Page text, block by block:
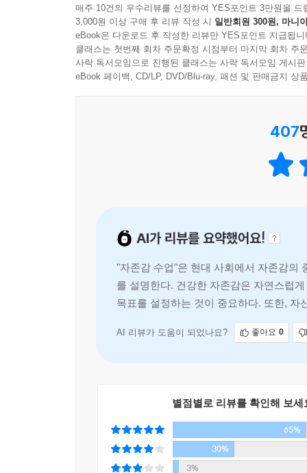
이 책은 ‘자존감을 실제로 높여주는 실천법과
자존감은 변하지 않는다고 고민하는 사람들에
사랑하라’ ‘자신감을 가져라’ ‘자신을 믿어라’
솟아나진 않는다. 자신을 향한 시선, 마음, 감정,
행동에 영향을 미쳐 자신감, 자기애, 삶의 만족도
이 책은 자존감 낮은 사람들이 수시로 경험하는
저자는 먼저 자존감 영향을 직접적으로 받는 일(
사람’ ‘끊임없이 묻고 확인하는 사랑’ ‘이별이 무
연관성을 분석하며, 자존감이 인간관계에 미치
페이지마다 쏟아져나오는 밑줄 긋고 싶은 말들,
특히 저자는 취약한 환경에서 자존감에 상처를
일으켜세우도록 독려한다.
전문가가 작심하고 만든 독창적 훈련법
따라하다보면 저절로 자존감 높아지는 ‘자존감 사
매주 10건의 우수리뷰를 선정하여 YES포인트 3만원을 드
3,000원 이상 구매 후 리뷰 작성 시 일반회원 300원, 마니
eBook은 다운로드 후 작성한 리뷰만 YES포인트 지급됩니
클래스는 첫번째 회차 주문확정 시점부터 마지막 회차 주
사락 독서모임으로 진행된 클래스는 사락 독서모임 게시
eBook 페이백, CD/LP, DVD/Blu-ray, 패션 및 판매금지 상
407
AI가 리뷰를 요약했어요!
"자존감 수업"은 현대 사회에서 자존감의
를 설명한다. 건강한 자존감은 자연스럽
목표를 설정하는 것이 중요하다. 또한, 자
AI 리뷰가 도움이 되었나요? 좋아요 0
별점별로 리뷰를 확인해 보세
65%
30%
3%